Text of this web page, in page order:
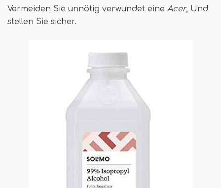
Vermeiden Sie unnötig verwundet eine Acer, Und
stellen Sie sicher.